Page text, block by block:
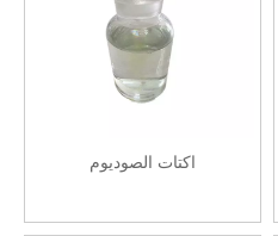
اكتات الصوديوم